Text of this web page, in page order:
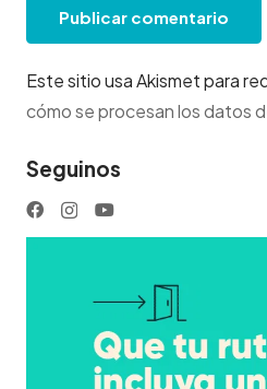
Publicar comentario
Este sitio usa Akismet para
cómo se procesan los datos
Seguinos